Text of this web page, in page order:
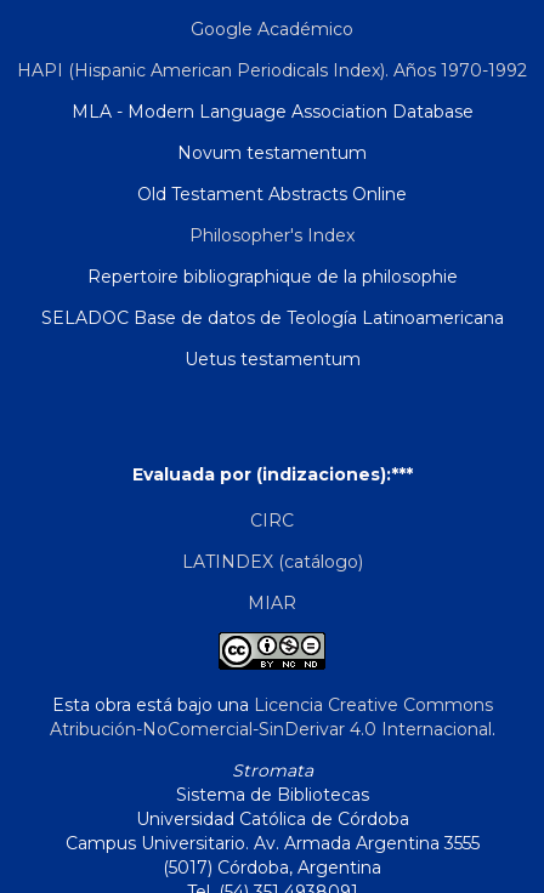
Google Académico
HAPI (Hispanic American Periodicals Index). Años 1970-1992
MLA - Modern Language Association Database
Novum testamentum
Old Testament Abstracts Online
Philosopher's Index
Repertoire bibliographique de la philosophie
SELADOC Base de datos de Teología Latinoamericana
Uetus testamentum
Evaluada por (indizaciones):***
CIRC
LATINDEX (catálogo)
MIAR
Esta obra está bajo una Licencia Creative Commons
Atribución-NoComercial-SinDerivar 4.0 Internacional.
Stromata
Sistema de Bibliotecas
Universidad Católica de Córdoba
Campus Universitario. Av. Armada Argentina 3555
(5017) Córdoba, Argentina